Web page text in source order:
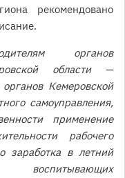
рекомендовано
органов
области —
Кемеровской
самоуправления,
применение
рабочего
заработка в летний